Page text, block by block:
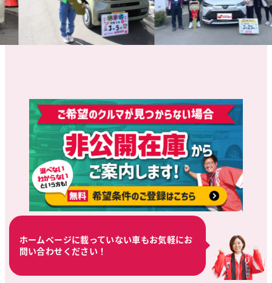
ホームページに載っていない車もお気軽にお
問い合わせください！